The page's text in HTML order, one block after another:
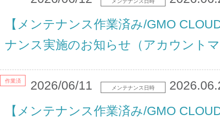
【メンテナンス作業済み/GMO
ナンス実施のお知らせ（アカウント
2026/06/11 メンテナンス日時
作業済
【メンテナンス作業済み/GMO